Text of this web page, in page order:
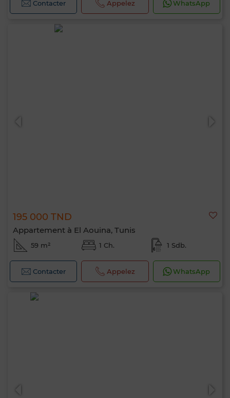
Contacter Appelez WhatsApp
195 000 TND
Appartement à El Aouina, Tunis
59 m² 1 Ch. 1 Sdb.
Contacter Appelez WhatsApp